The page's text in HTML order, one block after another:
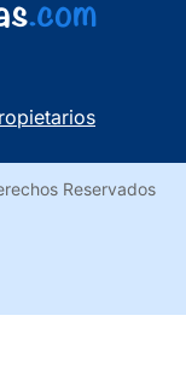
Reservados